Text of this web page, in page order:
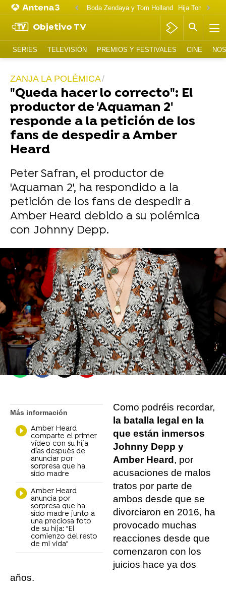
Boda Zendaya y Tom Holland Hija Tom
Objetivo TV
SERIES TELEVISIÓN PREMIOS Y FESTIVALES CINE
ZANJA LA POLÉMICA
"Queda hacer lo correcto": El
productor de 'Aquaman 2'
responde a la petición de los
fans de despedir a Amber
Heard
Peter Safran, el productor de
'Aquaman 2', ha respondido a la
petición de los fans de despedir a
Amber Heard debido a su polémica
con Johnny Depp.
Se Estrena
Madrid
Publicado:01 de agosto de 2021, 17:26
WhatsappFacebook
X Flipboard
Más información
Amber Heard
comparte el primer
vídeo con su hija
días después de
anunciar por
sorpresa que ha
sido madre
Amber Heard
anuncia por
sorpresa que ha
sido madre junto a
una preciosa foto
de su hija: "El
comienzo del resto
de mi vida"
Como podréis recordar,
la batalla legal en la
que están inmersos
Johnny Depp y
Amber Heard , por
acusaciones de malos
tratos por parte de
ambos desde que se
divorciaron en 2016, ha
provocado muchas
reacciones desde que
comenzaron con los
juicios hace ya dos
años.